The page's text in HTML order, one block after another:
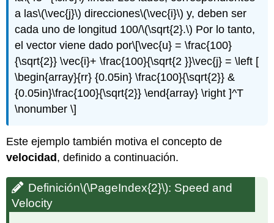
a las\(\vec{j}\) direcciones\(\vec{i}\) y, deben ser
cada uno de longitud 100/\(\sqrt{2}.\) Por lo tanto,
el vector viene dado por\[\vec{u} = \frac{100}
{\sqrt{2}} \vec{i}+ \frac{100}{\sqrt{2 }}\vec{j} = \left [
\begin{array}{rr} {0.05in} \frac{100}{\sqrt{2}} &
{0.05in}\frac{100}{\sqrt{2}} \end{array} \right ]^T
\nonumber \]
Este ejemplo también motiva el concepto de
velocidad , definido a continuación.
Definición\(\PageIndex{2}\): Speed and
Velocity